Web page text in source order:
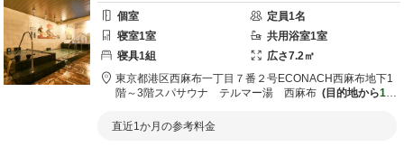
個室 定員1名
寝室1室 共用浴室1室
寝具1組 広さ7.2㎡
東京都港区西麻布一丁目７番２号ECONACH西麻布地下1
階～3階スパサウナ テルマー湯 西麻布 目的地から1.6
直近1か月の参考料金